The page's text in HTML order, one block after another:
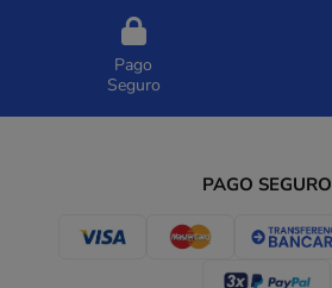
Pago
Seguro
PAGO SEGURO